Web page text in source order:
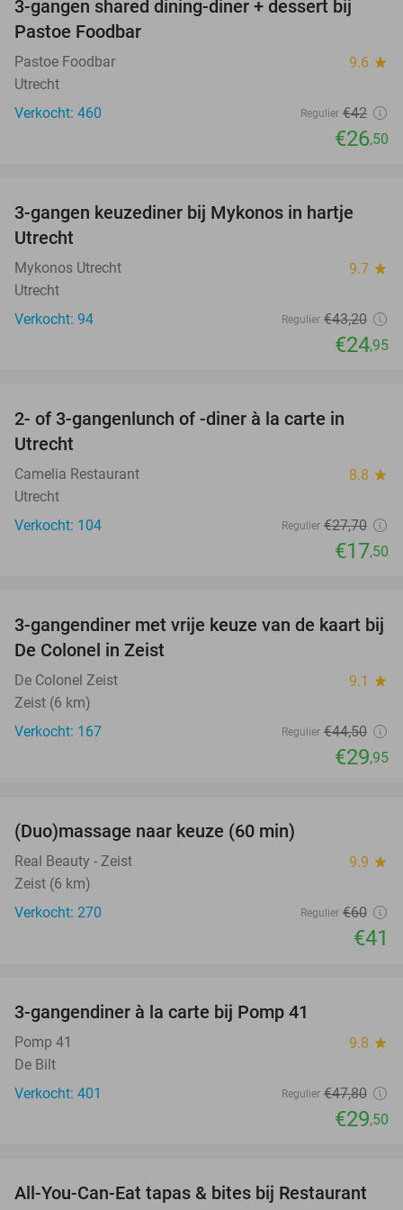
37%
3-gangen shared dining-diner + dessert bij
Pastoe Foodbar
Pastoe Foodbar 9.6 star
Utrecht
Verkocht: 460
Regulier €42
€26,50
42%
3-gangen keuzediner bij Mykonos in hartje
Utrecht
Mykonos Utrecht 9.7 star
Utrecht
Verkocht: 94
Regulier €43,20
€24,95
2- of 3-gangenlunch of -diner à la carte in
Utrecht
Camelia Restaurant 8.8 star
Utrecht
Verkocht: 104
Regulier €27,70
€17,50
33%
3-gangendiner met vrije keuze van de kaart bij
De Colonel in Zeist
De Colonel Zeist 9.1 star
Zeist (6 km)
Verkocht: 167
Regulier €44,50
€29,95
(Duo)massage naar keuze (60 min)
Real Beauty - Zeist 9.9 star
Zeist (6 km)
Verkocht: 270
Regulier €60
€41
3-gangendiner à la carte bij Pomp 41
Pomp 41 9.8 star
De Bilt
Verkocht: 401
Regulier €47,80
€29,50
24%
All-You-Can-Eat tapas & bites bij Restaurant